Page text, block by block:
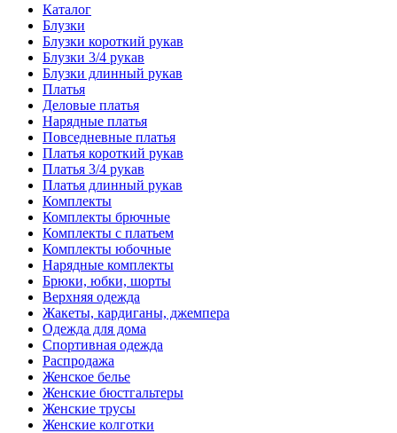
Каталог
Блузки
Блузки короткий рукав
Блузки 3/4 рукав
Блузки длинный рукав
Платья
Деловые платья
Нарядные платья
Повседневные платья
Платья короткий рукав
Платья 3/4 рукав
Платья длинный рукав
Комплекты
Комплекты брючные
Комплекты с платьем
Комплекты юбочные
Нарядные комплекты
Брюки, юбки, шорты
Верхняя одежда
Жакеты, кардиганы, джемпера
Одежда для дома
Спортивная одежда
Распродажа
Женское белье
Женские бюстгальтеры
Женские трусы
Женские колготки